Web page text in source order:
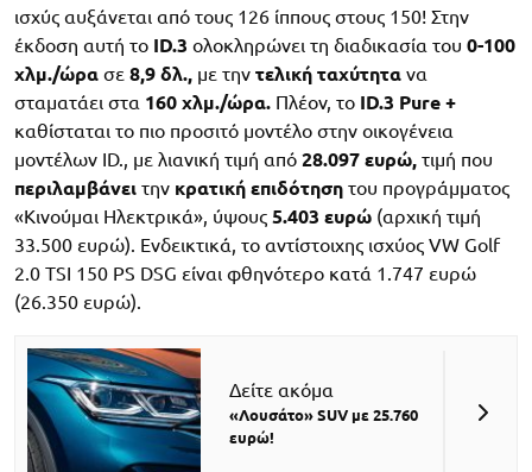
ισχύς αυξάνεται από τους 126 ίππους στους 150! Στην
έκδοση αυτή το ID.3 ολοκληρώνει τη διαδικασία του 0-100
χλμ./ώρα σε 8,9 δλ., με την τελική ταχύτητα να
σταματάει στα 160 χλμ./ώρα. Πλέον, το ID.3 Pure +
καθίσταται το πιο προσιτό μοντέλο στην οικογένεια
μοντέλων ID., με λιανική τιμή από 28.097 ευρώ, τιμή που
περιλαμβάνει την κρατική επιδότηση του προγράμματος
«Κινούμαι Ηλεκτρικά», ύψους 5.403 ευρώ (αρχική τιμή
33.500 ευρώ). Ενδεικτικά, το αντίστοιχης ισχύος VW Golf
2.0 TSI 150 PS DSG είναι φθηνότερο κατά 1.747 ευρώ
(26.350 ευρώ).
Δείτε ακόμα
«Λουσάτο» SUV με 25.760
ευρώ!